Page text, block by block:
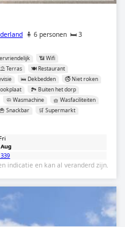
🧍 6 personen 🛏️ 3
📶 Wifi
⛱️ Terras
🍽️ Restaurant
🛌 Dekbedden
🚭 Niet roken
🏞️ Buiten het dorp
🧼 Wasmachine
🧺 Wasfaciliteiten
🍟 Snackbar 🛒 Supermarkt
Aug
indicatie en kan al veranderd zijn.